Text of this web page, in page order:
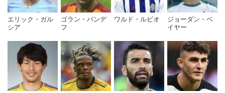
エリック・ガル
シア
ゴラン・パンデ
フ
ワルド・ルビオ
ジョーダン・ベ
イヤー